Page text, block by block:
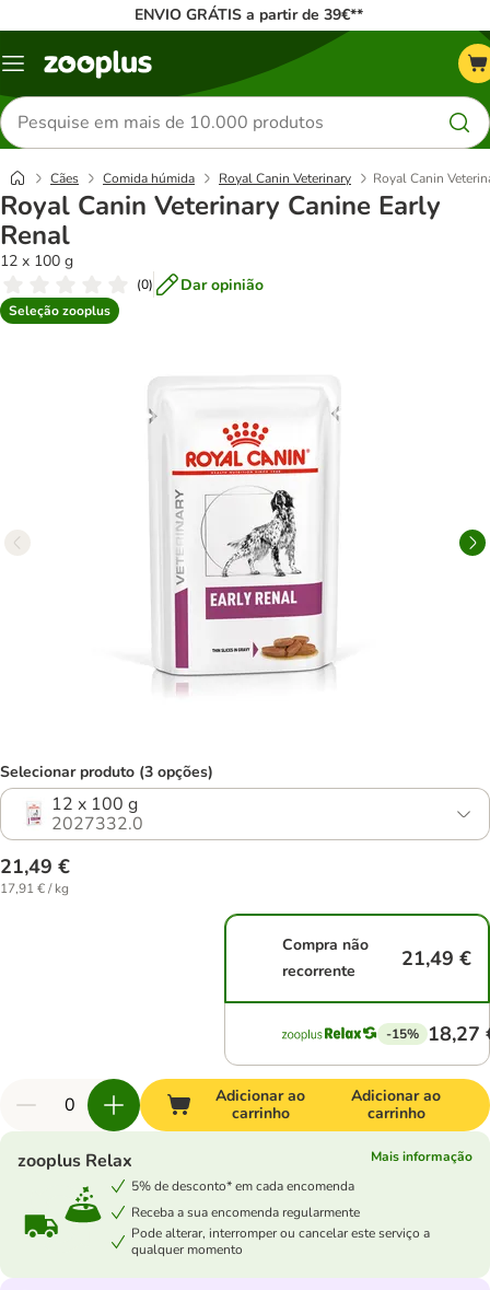
ENVIO GRÁTIS a partir de 39€**
Menu
Pesquisar
produtos
Cães Comida húmida Royal Canin Veterinary Royal Canin
Royal Canin Veterinary Canine Early
Renal
12 x 100 g
(0) Dar opinião
Seleção zooplus
Selecionar produto (3 opções)
12 x 100 g
2027332.0
21,49 €
17,91 € / kg
Compra não
recorrente
21,49 €
-15% 18,27
Adicionar ao
carrinho
Adicionar ao
carrinho
zooplus Relax
Mais informação
5% de desconto* em cada encomenda
Receba a sua encomenda regularmente
Pode alterar, interromper ou cancelar este serviço a
qualquer momento